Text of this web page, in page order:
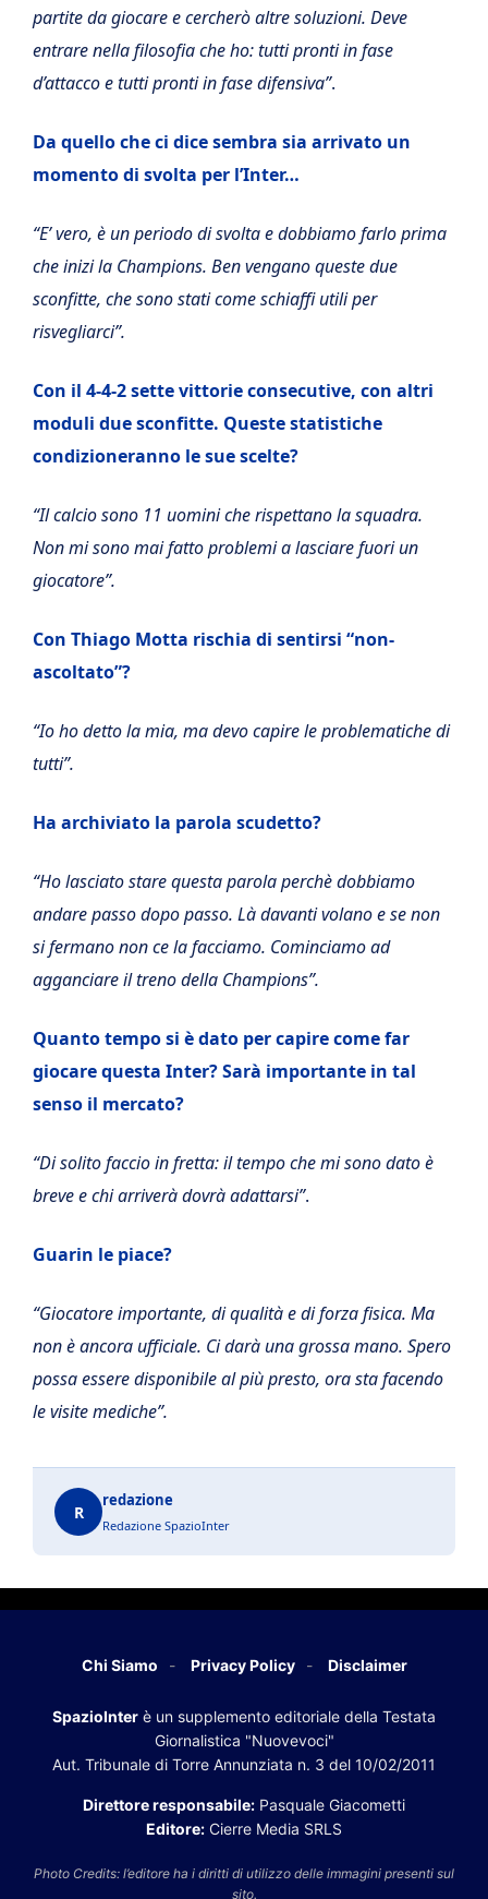
partite da giocare e cercherò altre soluzioni. Deve
entrare nella filosofia che ho: tutti pronti in fase
d’attacco e tutti pronti in fase difensiva”.
Da quello che ci dice sembra sia arrivato un
momento di svolta per l’Inter…
“E’ vero, è un periodo di svolta e dobbiamo farlo prima
che inizi la Champions. Ben vengano queste due
sconfitte, che sono stati come schiaffi utili per
risvegliarci”.
Con il 4-4-2 sette vittorie consecutive, con altri
moduli due sconfitte. Queste statistiche
condizioneranno le sue scelte?
“Il calcio sono 11 uomini che rispettano la squadra.
Non mi sono mai fatto problemi a lasciare fuori un
giocatore”.
Con Thiago Motta rischia di sentirsi “non-
ascoltato”?
“Io ho detto la mia, ma devo capire le problematiche di
tutti”.
Ha archiviato la parola scudetto?
“Ho lasciato stare questa parola perchè dobbiamo
andare passo dopo passo. Là davanti volano e se non
si fermano non ce la facciamo. Cominciamo ad
agganciare il treno della Champions”.
Quanto tempo si è dato per capire come far
giocare questa Inter? Sarà importante in tal
senso il mercato?
“Di solito faccio in fretta: il tempo che mi sono dato è
breve e chi arriverà dovrà adattarsi”.
Guarin le piace?
“Giocatore importante, di qualità e di forza fisica. Ma
non è ancora ufficiale. Ci darà una grossa mano. Spero
possa essere disponibile al più presto, ora sta facendo
le visite mediche”.
R
redazione
Redazione SpazioInter
Chi Siamo Privacy Policy Disclaimer
SpazioInter è un supplemento editoriale della Testata
Giornalistica "Nuovevoci"
Aut. Tribunale di Torre Annunziata n. 3 del 10/02/2011
Direttore responsabile: Pasquale Giacometti
Editore: Cierre Media SRLS
Photo Credits: l’editore ha i diritti di utilizzo delle immagini presenti sul
sito.